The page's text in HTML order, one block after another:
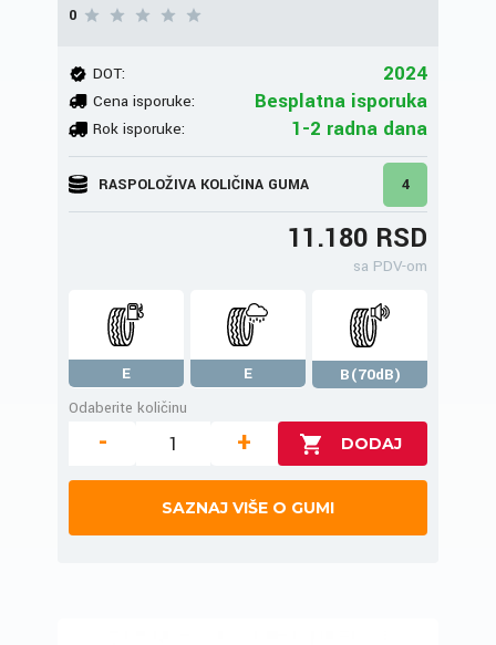
0
DOT: 2024
Cena isporuke: Besplatna isporuka
Rok isporuke: 1-2 radna dana
RASPOLOŽIVA KOLIČINA GUMA 4
11.180 RSD
sa PDV-om
E E
B(70dB)
Odaberite količinu
- +
SAZNAJ VIŠE O GUMI